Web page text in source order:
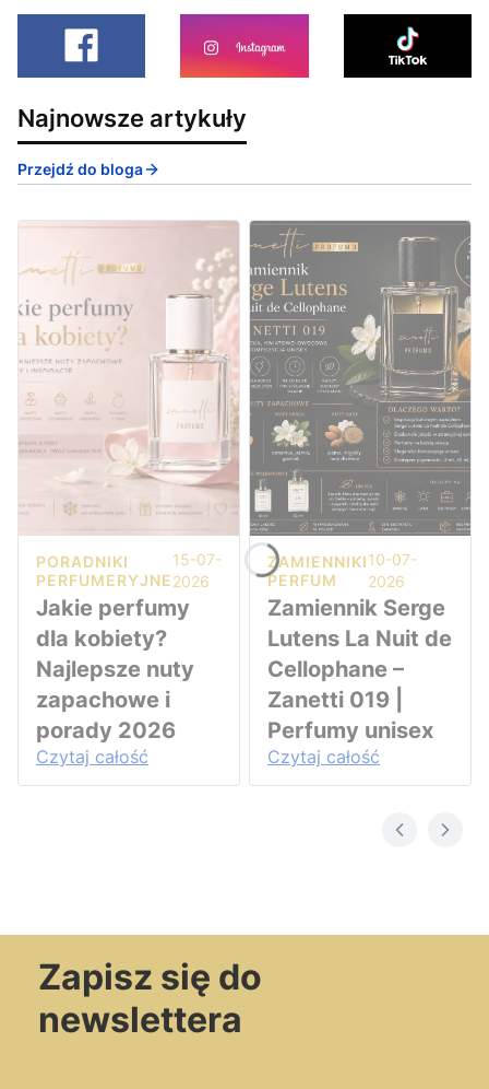
Najnowsze artykuły
Przejdź do bloga
PORADNIKI
PERFUMERYJNE
15-07-
2026
Jakie perfumy
dla kobiety?
Najlepsze nuty
zapachowe i
porady 2026
Czytaj całość
ZAMIENNIKI
PERFUM
10-07-
2026
Zamiennik Serge
Lutens La Nuit de
Cellophane –
Zanetti 019 |
Perfumy unisex
Czytaj całość
Zapisz się do
newslettera